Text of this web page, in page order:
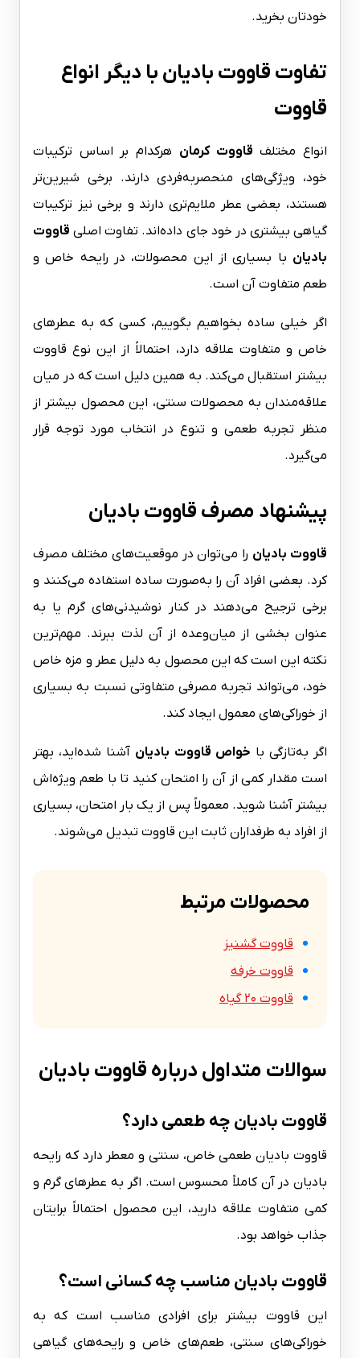
خودتان بخرید.
تفاوت قاووت بادیان با دیگر انواع
قاووت
انواع مختلف قاووت کرمان هرکدام بر اساس ترکیبات
خود، ویژگی‌های منحصربه‌فردی دارند. برخی شیرین‌تر
هستند، بعضی عطر ملایم‌تری دارند و برخی نیز ترکیبات
گیاهی بیشتری در خود جای داده‌اند. تفاوت اصلی قاووت
بادیان با بسیاری از این محصولات، در رایحه خاص و
طعم متفاوت آن است.
اگر خیلی ساده بخواهیم بگوییم، کسی که به عطرهای
خاص و متفاوت علاقه دارد، احتمالاً از این نوع قاووت
بیشتر استقبال می‌کند. به همین دلیل است که در میان
علاقه‌مندان به محصولات سنتی، این محصول بیشتر از
منظر تجربه طعمی و تنوع در انتخاب مورد توجه قرار
می‌گیرد.
پیشنهاد مصرف قاووت بادیان
قاووت بادیان را می‌توان در موقعیت‌های مختلف مصرف
کرد. بعضی افراد آن را به‌صورت ساده استفاده می‌کنند و
برخی ترجیح می‌دهند در کنار نوشیدنی‌های گرم یا به
عنوان بخشی از میان‌وعده از آن لذت ببرند. مهم‌ترین
نکته این است که این محصول به دلیل عطر و مزه خاص
خود، می‌تواند تجربه مصرفی متفاوتی نسبت به بسیاری
از خوراکی‌های معمول ایجاد کند.
اگر به‌تازگی با خواص قاووت بادیان آشنا شده‌اید، بهتر
است مقدار کمی از آن را امتحان کنید تا با طعم ویژه‌اش
بیشتر آشنا شوید. معمولاً پس از یک بار امتحان، بسیاری
از افراد به طرفداران ثابت این قاووت تبدیل می‌شوند.
محصولات مرتبط
قاووت گشنیز
قاووت خرفه
قاووت ۲۰ گیاه
سوالات متداول درباره قاووت بادیان
قاووت بادیان چه طعمی دارد؟
قاووت بادیان طعمی خاص، سنتی و معطر دارد که رایحه
بادیان در آن کاملاً محسوس است. اگر به عطرهای گرم و
کمی متفاوت علاقه دارید، این محصول احتمالاً برایتان
جذاب خواهد بود.
قاووت بادیان مناسب چه کسانی است؟
این قاووت بیشتر برای افرادی مناسب است که به
خوراکی‌های سنتی، طعم‌های خاص و رایحه‌های گیاهی